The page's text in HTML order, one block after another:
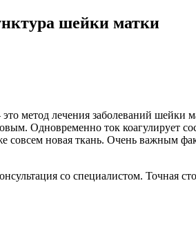
шейки матки
метод лечения заболеваний шейки
Одновременно ток коагулирует
совсем новая ткань. Очень важным
со специалистом. Точная